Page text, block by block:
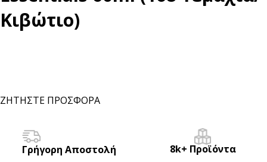
Κιβώτιο)
ΖΗΤΗΣΤΕ ΠΡΟΣΦΟΡΑ
Γρήγορη Αποστολή 8k+ Προϊόντα